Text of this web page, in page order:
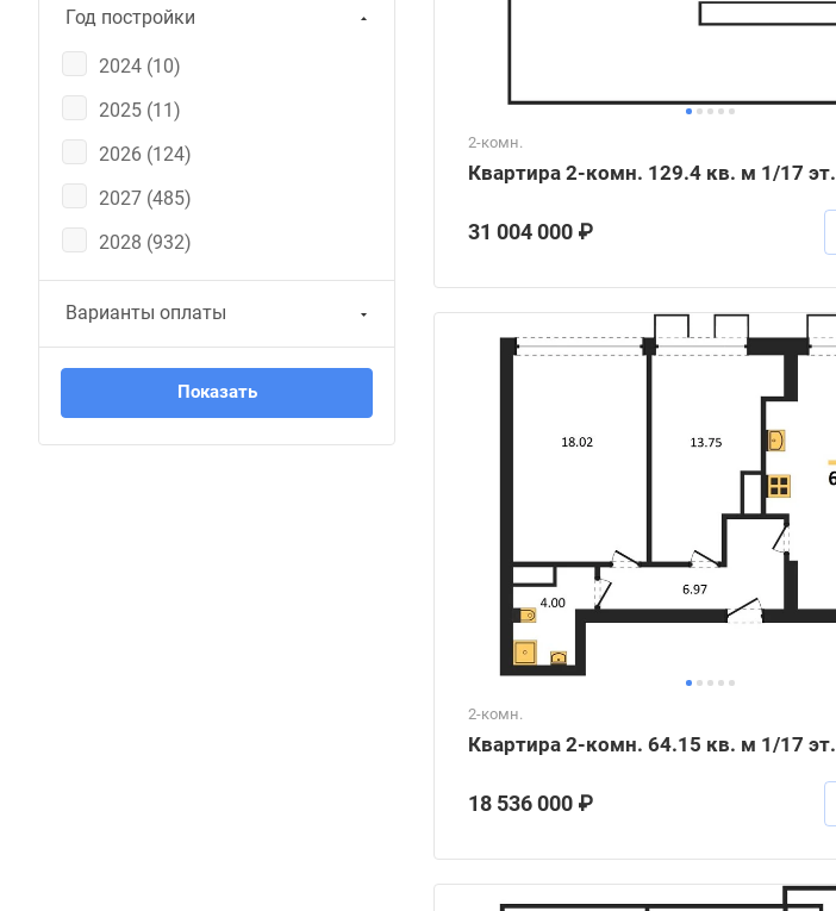
2-комн.
Квартира 2-комн. 129.4 кв. м 1/17 эт.
31 004 000 ₽
2-комн.
Квартира 2-комн. 64.15 кв. м 1/17 эт.
18 536 000 ₽
Год постройки
2024 (10)
2025 (11)
2026 (124)
2027 (485)
2028 (932)
Варианты оплаты